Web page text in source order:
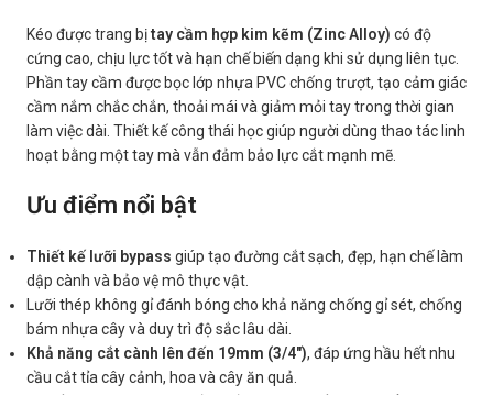
Kéo được trang bịtay cầm hợp kim kẽm (Zinc Alloy) có độ
cứng cao, chịu lực tốt và hạn chế biến dạng khi sử dụng liên tục.
Phần tay cầm được bọc lớp nhựa PVC chống trượt, tạo cảm giác
cầm nắm chắc chắn, thoải mái và giảm mỏi tay trong thời gian
làm việc dài. Thiết kế công thái học giúp người dùng thao tác linh
hoạt bằng một tay mà vẫn đảm bảo lực cắt mạnh mẽ.
Ưu điểm nổi bật
Thiết kế lưỡi bypass giúp tạo đường cắt sạch, đẹp, hạn chế làm
dập cành và bảo vệ mô thực vật.
Lưỡi thép không gỉ đánh bóng cho khả năng chống gỉ sét, chống
bám nhựa cây và duy trì độ sắc lâu dài.
Khả năng cắt cành lên đến 19mm (3/4″), đáp ứng hầu hết nhu
cầu cắt tỉa cây cảnh, hoa và cây ăn quả.